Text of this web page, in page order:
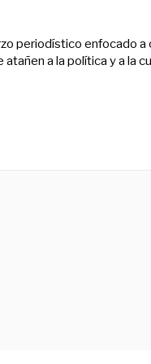
periodístico enfocado a
a la política y a la